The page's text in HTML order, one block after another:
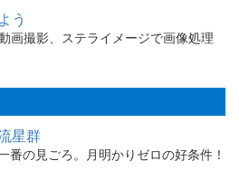
う
画撮影、ステライメージで画像処理
星群
番の見ごろ。月明かりゼロの好条件！